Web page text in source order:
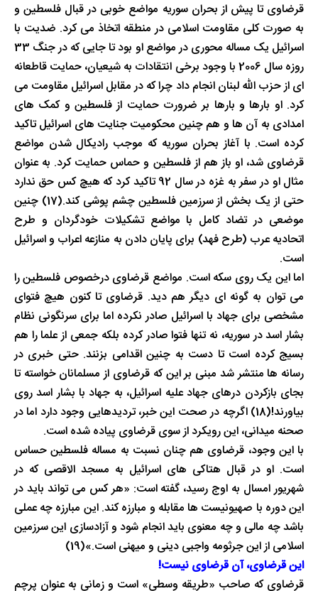
قرضاوی تا پیش از بحران سوریه مواضع خوبی در قبال فلسطین و
به صورت کلی مقاومت اسلامی در منطقه اتخاذ می کرد. ضدیت با
اسرائیل یک مساله محوری در مواضع او بود تا جایی که در جنگ 33
روزه سال 2006 با وجود برخی انتقادات به شیعیان، حمایت قاطعانه
ای از حزب الله لبنان انجام داد چرا که در مقابل اسرائیل مقاومت می
کرد. او بارها و بارها بر ضرورت حمایت از فلسطین و کمک های
امدادی به آن ها و هم چنین محکومیت جنایت های اسرائیل تاکید
کرده است. با آغاز بحران سوریه که موجب رادیکال شدن مواضع
قرضاوی شد، او باز هم از فلسطین و حماس حمایت کرد. به عنوان
مثال او در سفر به غزه در سال 92 تاکید کرد که هیچ کس حق ندارد
حتی از یک بخش از سرزمین فلسطین چشم پوشی کند.(17) چنین
موضعی در تضاد کامل با مواضع تشکیلات خودگردان و طرح
اتحادیه عرب (طرح فهد) برای پایان دادن به منازعه اعراب و اسرائیل
است.
اما این یک روی سکه است. مواضع قرضاوی درخصوص فلسطین را
می توان به گونه ای دیگر هم دید. قرضاوی تا کنون هیچ فتوای
مشخصی برای جهاد با اسرائیل صادر نکرده اما برای سرنگونی نظام
بشار اسد در سوریه، نه تنها فتوا صادر کرده بلکه جمعی از علما را هم
بسیج کرده است تا دست به چنین اقدامی بزنند. حتی خبری در
رسانه ها منتشر شد مبنی بر این که قرضاوی از مسلمانان خواسته تا
بجای بازکردن درهای جهاد علیه اسرائیل، به جهاد با بشار اسد روی
بیاورند!(18) اگرچه در صحت این خبر، تردیدهایی وجود دارد اما در
صحنه میدانی، این رویکرد از سوی قرضاوی پیاده شده است.
با این وجود، قرضاوی هم چنان نسبت به مساله فلسطین حساس
است. او در قبال هتاکی های اسرائیل به مسجد الاقصی که در
شهریور امسال به اوج رسید، گفته است: «هر کس می تواند باید در
این دوره با صهیونیست ها مقابله و مبارزه کند. این مبارزه چه عملی
باشد چه مالی و چه معنوی باید انجام شود و آزادسازی این سرزمین
اسلامی از این جرثومه واجبی دینی و میهنی است.»(19)
این قرضاوی، آن قرضاوی نیست!
قرضاوی که صاحب «طریقه وسطی» است و زمانی به عنوان پرچم